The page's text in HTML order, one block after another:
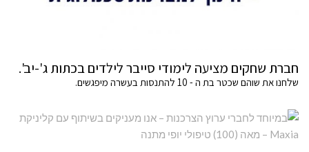
חברת שחקים מציעה לימודי סייבר לילדים בכתות ג'-יב'.
שלחנו את שוהם שכטר בת ה - 10 להתנסות בעשרה מיפגשים.